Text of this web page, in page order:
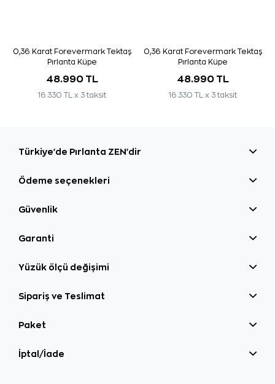
0,36 Karat Forevermark Tektaş
Pırlanta Küpe
48.990 TL
16.330 TL x 3 taksit
0,36 Karat Forevermark Tektaş
Pırlanta Küpe
48.990 TL
16.330 TL x 3 taksit
Türkiye'de Pırlanta ZEN'dir
Ödeme seçenekleri
Güvenlik
Garanti
Yüzük ölçü değişimi
Sipariş ve Teslimat
Paket
İptal/İade